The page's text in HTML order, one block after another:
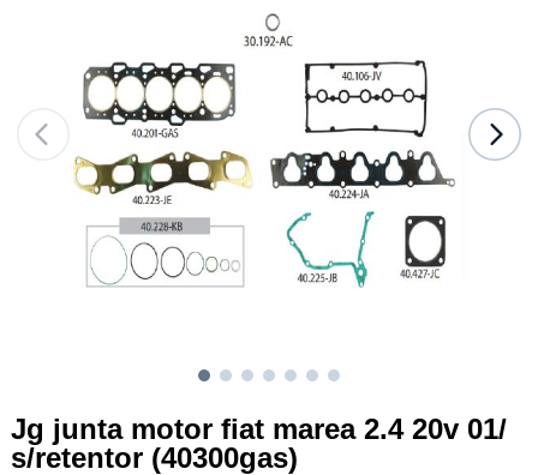
Jg junta motor fiat marea 2.4 20v 01/
s/retentor (40300gas)